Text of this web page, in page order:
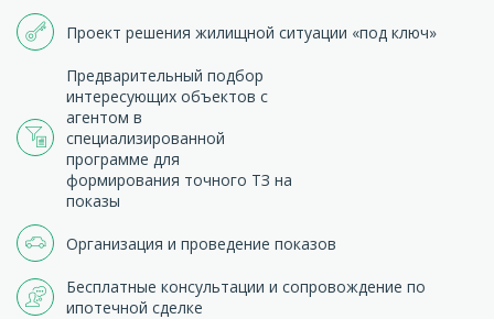
Проект решения жилищной ситуации «под ключ»
Предварительный подбор
интересующих объектов с
агентом в
специализированной
программе для
формирования точного ТЗ на
показы
Организация и проведение показов
Бесплатные консультации и сопровождение по
ипотечной сделке